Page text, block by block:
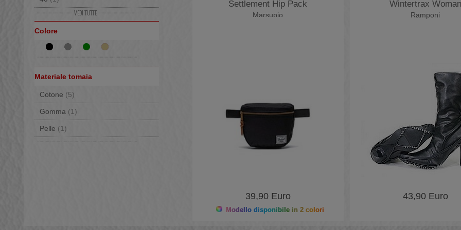
41 (1)
42(1)
43(1)
44(1)
Colore
Materiale tomaia
Cotone (5)
Gomma (1)
Pelle (1)
Settlement Hip Pack
Marsupio
39,90 Euro
Modello disponibile in 2 colori
Wintertrax Woman
Ramponi
43,90 Euro